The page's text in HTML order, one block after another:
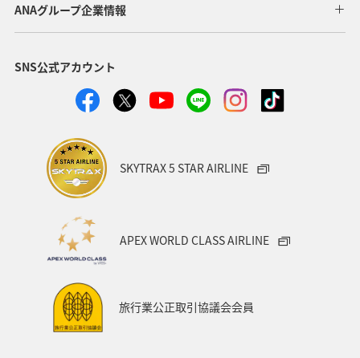
ANAグループ企業情報
SNS公式アカウント
SKYTRAX 5 STAR AIRLINE
APEX WORLD CLASS AIRLINE
旅行業公正取引協議会会員